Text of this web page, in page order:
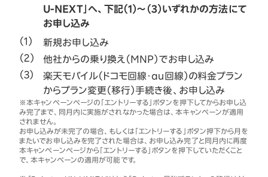
U-NEXT」へ、下記（1）～（3）いずれかの方法にて
お申し込み
新規お申し込み
他社からの乗り換え（MNP）でお申し込み
楽天モバイル（ドコモ回線・au回線）の料金プラン
からプラン変更（移行）手続き後、お申し込み
※本キャンペーンページの「エントリーする」ボタンを押下してからお申し込
み完了まで、同月内に実施がされなかった場合は、本キャンペーンが適用
されません。
お申し込みが未完了の場合、もしくは「エントリーする」ボタン押下から月を
またいでお申し込みを完了された場合は、お申し込み完了と同月内に再度
本キャンペーンページから「エントリーする」ボタンを押下していただくこと
で、本キャンペーンの適用が可能です。